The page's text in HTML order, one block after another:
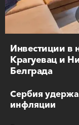
Инвестиции в
Крагуевац и
Белграда
Сербия
инфляции